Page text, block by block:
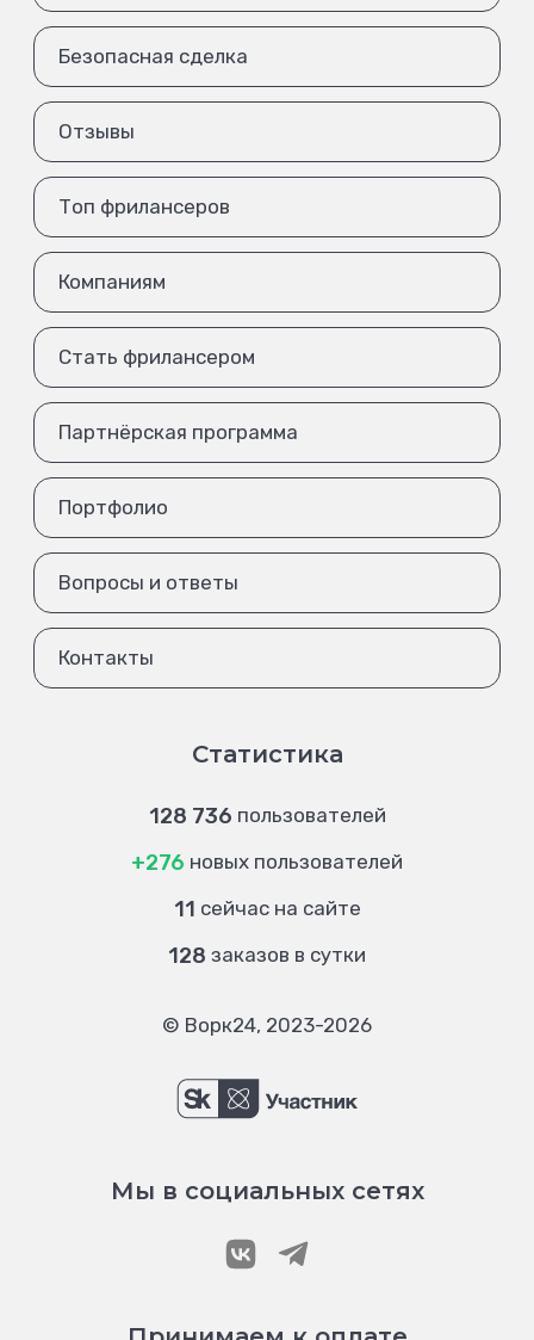
Безопасная сделка
Отзывы
Топ фрилансеров
Компаниям
Стать фрилансером
Партнёрская программа
Портфолио
Вопросы и ответы
Контакты
Статистика
128 736 пользователей
+276 новых пользователей
11 сейчас на сайте
128 заказов в сутки
© Ворк24, 2023-2026
Мы в социальных сетях